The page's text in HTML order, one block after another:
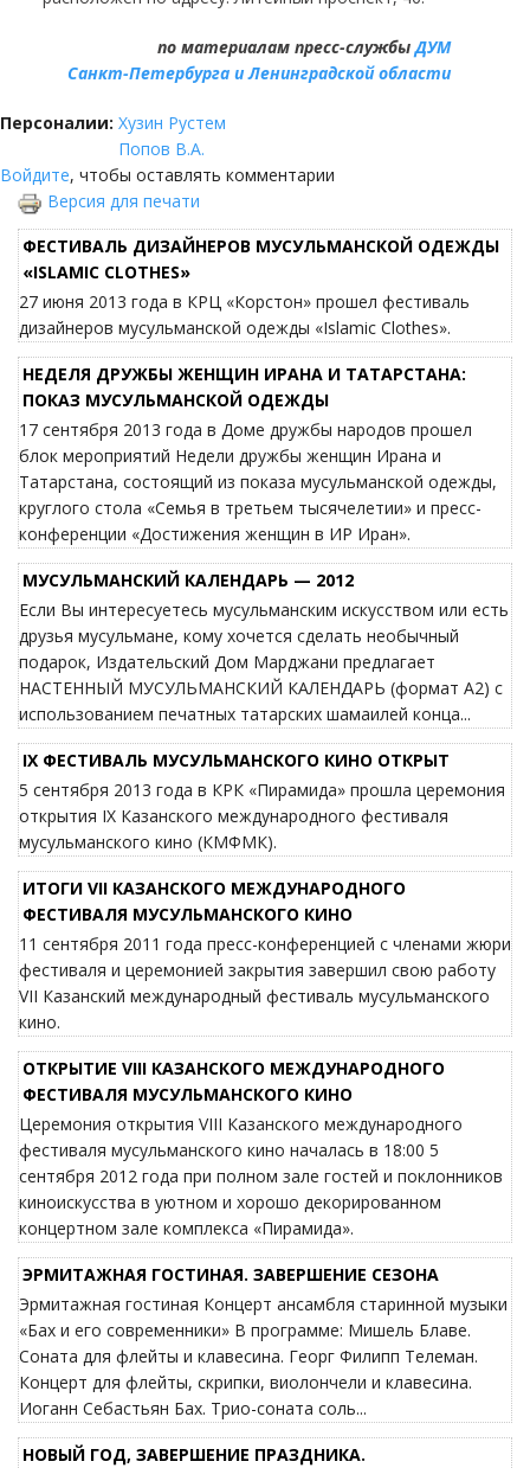
по материалам пресс-службы ДУМ
Санкт-Петербургаи Ленинградской области
Персоналии: Хузин Рустем
Попов В.А.
Войдите, чтобы оставлять комментарии
Версия для печати
ФЕСТИВАЛЬ ДИЗАЙНЕРОВ МУСУЛЬМАНСКОЙ ОДЕЖДЫ
«ISLAMIC CLOTHES»
27 июня 2013 года в КРЦ «Корстон» прошел фестиваль
дизайнеров мусульманской одежды «Islamic Clothes».
НЕДЕЛЯ ДРУЖБЫ ЖЕНЩИН ИРАНА И ТАТАРСТАНА:
ПОКАЗ МУСУЛЬМАНСКОЙ ОДЕЖДЫ
17 сентября 2013 года в Доме дружбы народов прошел
блок мероприятий Недели дружбы женщин Ирана и
Татарстана, состоящий из показа мусульманской одежды,
круглого стола «Семья в третьем тысячелетии» и пресс-
конференции «Достижения женщин в ИР Иран».
МУСУЛЬМАНСКИЙ КАЛЕНДАРЬ — 2012
Если Вы интересуетесь мусульманским искусством или есть
друзья мусульмане, кому хочется сделать необычный
подарок, Издательский Дом Марджани предлагает
НАСТЕННЫЙ МУСУЛЬМАНСКИЙ КАЛЕНДАРЬ (формат А2) с
использованием печатных татарских шамаилей конца...
IX ФЕСТИВАЛЬ МУСУЛЬМАНСКОГО КИНО ОТКРЫТ
5 сентября 2013 года в КРК «Пирамида» прошла церемония
открытия IX Казанского международного фестиваля
мусульманского кино (КМФМК).
ИТОГИ VII КАЗАНСКОГО МЕЖДУНАРОДНОГО
ФЕСТИВАЛЯ МУСУЛЬМАНСКОГО КИНО
11 сентября 2011 года пресс-конференцией с членами жюри
фестиваля и церемонией закрытия завершил свою работу
VII Казанский международный фестиваль мусульманского
кино.
ОТКРЫТИЕ VIII КАЗАНСКОГО МЕЖДУНАРОДНОГО
ФЕСТИВАЛЯ МУСУЛЬМАНСКОГО КИНО
Церемония открытия VIII Казанского международного
фестиваля мусульманского кино началась в 18:00 5
сентября 2012 года при полном зале гостей и поклонников
киноискусства в уютном и хорошо декорированном
концертном зале комплекса «Пирамида».
ЭРМИТАЖНАЯ ГОСТИНАЯ. ЗАВЕРШЕНИЕ СЕЗОНА
Эрмитажная гостиная Концерт ансамбля старинной музыки
«Бах и его современники» В программе: Мишель Блаве.
Соната для флейты и клавесина. Георг Филипп Телеман.
Концерт для флейты, скрипки, виолончели и клавесина.
Иоганн Себастьян Бах. Трио-соната соль...
НОВЫЙ ГОД, ЗАВЕРШЕНИЕ ПРАЗДНИКА.